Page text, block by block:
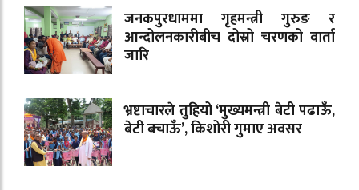
जनकपुरधाममा गृहमन्त्री गुरुङ र
आन्दोलनकारीबीच दोस्रो चरणको वार्ता
जारि
भ्रष्टाचारले तुहियो ‘मुख्यमन्त्री बेटी पढाऊँ,
बेटी बचाऊँ’, किशोरी गुमाए अवसर